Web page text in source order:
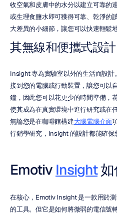
收空氣和皮膚中的水分以建立可靠的
或生理食鹽水即可獲得可靠、乾淨的
大差異的小細節，讓您可以快速輕鬆
其無線和便攜式設計
Insight 專為實驗室以外的生活而設
接到您的電腦或行動裝置，讓您可以
鐘，因此您可以花更少的時間準備，
使其成為在真實環境中進行研究或在
無論您是在咖啡館構建大腦電腦介面
行銷學研究，Insight 的設計都能確保
Emotiv Insight 如
在核心，Emotiv Insight 是一款用於測
的工具。但它是如何將微弱的電信號